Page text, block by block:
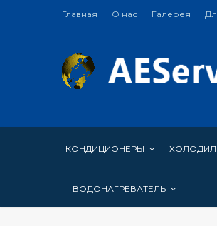
Главная О нас Галерея
КОНДИЦИОНЕРЫ
ВОДОНАГРЕВАТЕЛЬ